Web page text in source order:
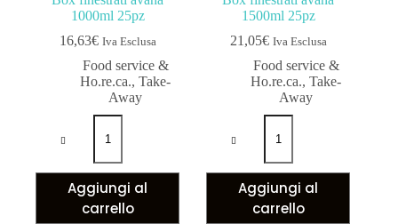
1000ml 25pz
16,63€ Iva Esclusa
Food service &
Ho.re.ca.,Take-
Away
Aggiungi al
carrello
1500ml 25pz
21,05€ Iva Esclusa
Food service &
Ho.re.ca.,Take-
Away
Aggiungi al
carrello